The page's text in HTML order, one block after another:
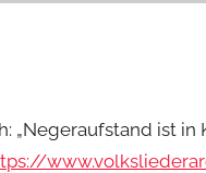
„Negeraufstand ist in